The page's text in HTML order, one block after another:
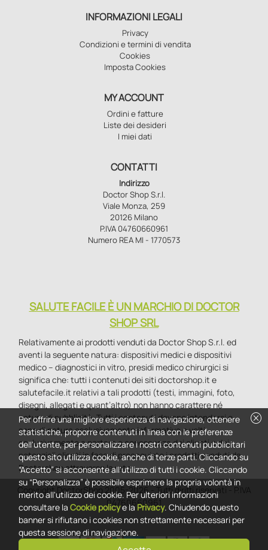
INFORMAZIONI LEGALI
Privacy
Condizioni e termini di vendita
Cookies
Imposta Cookies
MY ACCOUNT
Ordini e fatture
Liste dei desideri
I miei dati
CONTATTI
Indirizzo
Doctor Shop S.r.l.
Viale Monza, 259
20126 Milano
P.IVA 04760660961
Numero REA MI - 1770573
SALUTE FACILE È UN MARCHIO DI DOCTOR
SHOP SRL
Relativamente ai prodotti venduti da Doctor Shop S.r.l. ed
aventi la seguente natura: dispositivi medici e dispositivi
medico – diagnostici in vitro, presidi medico chirurgici si
significa che: tutti i contenuti dei siti doctorshop.it e
salutefacile.it relativi a tali prodotti (testi, immagini, foto,
disegni, allegati e quant’altro) non hanno carattere né
natura di pubblicità. Tutti i contenuti devono intendersi e
sono di natura esclusivamente informativa e volti
esclusivamente a portare a conoscenza dei clienti e dei
potenziali clienti in fase di preacquisto i prodotti venduti da
Doctorshop attraverso la rete.
Copyright DoctorShop 2005-2026 - Tutti diritti riservati - P.IVA
04760660961
cancel
Per offrire una migliore esperienza di navigazione, ottenere
statistiche, proporre contenuti in linea con le preferenze
dell'utente, per personalizzare i nostri contenuti pubblicitari
questo sito utilizza cookie, anche di terze parti. Cliccando su
“Accetto” si acconsente all'utilizzo di tutti i cookie. Cliccando
su “Personalizza” è possibile esprimere la propria volontà in
merito all'utilizzo dei cookie. Per ulteriori informazioni
consultare la Cookie policye la Privacy. Chiudendo questo
banner si rifiutano i cookies non strettamente necessari per
questa sessione di navigazione.